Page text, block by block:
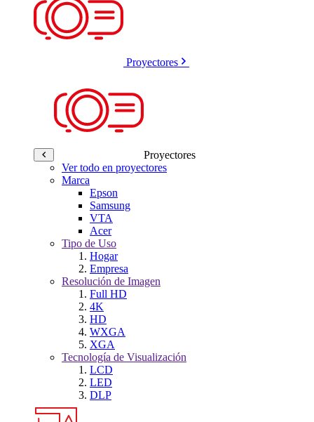
Proyectores
Proyectores
Ver todo en proyectores
Marca
Epson
Samsung
VTA
Acer
Tipo de Uso
Hogar
Empresa
Resolución de Imagen
Full HD
4K
HD
WXGA
XGA
Tecnología de Visualización
LCD
LED
DLP